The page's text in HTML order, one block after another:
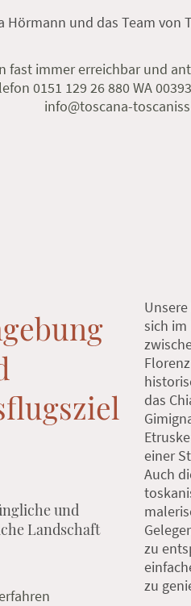
Hörmann und das Team von
fast immer erreichbar und
0151 129 26 880 WA
info@toscana-
und
Landschaft
sich im
das
einer
Auch
zu
zu